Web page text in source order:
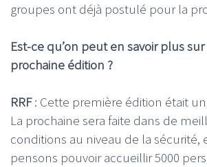
groupes ont déjà postulé pour la
Est-ce qu’on peut en savoir plus
prochaine édition ?
RRF: Cette première édition était
La prochaine sera faite dans de
conditions au niveau de la sécurité,
pensons pouvoir accueillir 5000